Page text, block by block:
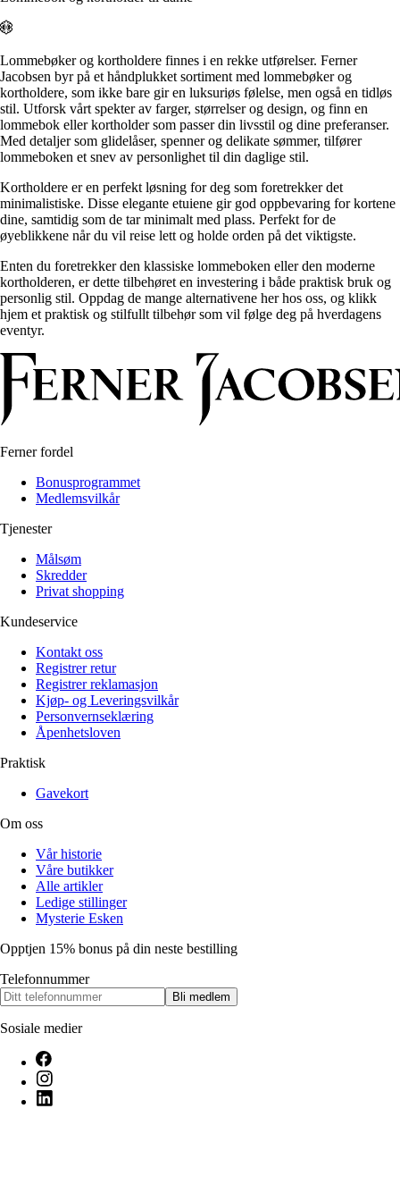
Tilbehør
Tips og triks
Lukk
Alle artikler
Informasjon
Tilbehør
Tips og triks
Målsøm
Lukk
Lommebøker og kortholdere finnes i en rekke utførelser. Ferner
Jacobsen byr på et håndplukket sortiment med lommebøker og
kortholdere, som ikke bare gir en luksuriøs følelse, men også en tidløs
stil. Utforsk vårt spekter av farger, størrelser og design, og finn en
lommebok eller kortholder som passer din livsstil og dine preferanser.
Med detaljer som glidelåser, spenner og delikate sømmer, tilfører
lommeboken et snev av personlighet til din daglige stil.
Kortholdere er en perfekt løsning for deg som foretrekker det
minimalistiske. Disse elegante etuiene gir god oppbevaring for kortene
dine, samtidig som de tar minimalt med plass. Perfekt for de
øyeblikkene når du vil reise lett og holde orden på det viktigste.
Enten du foretrekker den klassiske lommeboken eller den moderne
kortholderen, er dette tilbehøret en investering i både praktisk bruk og
personlig stil. Oppdag de mange alternativene her hos oss, og klikk
hjem et praktisk og stilfullt tilbehør som vil følge deg på hverdagens
eventyr.
Ferner fordel
Bonusprogrammet
Medlemsvilkår
Tjenester
Målsøm
Skredder
Privat shopping
Kundeservice
Kontakt oss
Registrer retur
Registrer reklamasjon
Kjøp- og Leveringsvilkår
Personvernseklæring
Åpenhetsloven
Praktisk
Gavekort
Om oss
Vår historie
Våre butikker
Alle artikler
Ledige stillinger
Mysterie Esken
Opptjen 15% bonus på din neste bestilling
Telefonnummer
Bli medlem
Sosiale medier